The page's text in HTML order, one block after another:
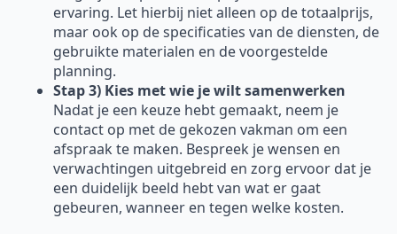
ervaring. Let hierbij niet alleen op de totaalprijs,
maar ook op de specificaties van de diensten, de
gebruikte materialen en de voorgestelde
planning.
Stap 3) Kies met wie je wilt samenwerken
Nadat je een keuze hebt gemaakt, neem je
contact op met de gekozen vakman om een
afspraak te maken. Bespreek je wensen en
verwachtingen uitgebreid en zorg ervoor dat je
een duidelijk beeld hebt van wat er gaat
gebeuren, wanneer en tegen welke kosten.